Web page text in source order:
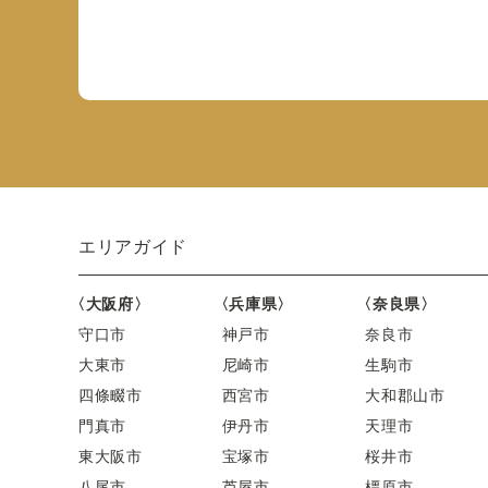
エリアガイド
〈大阪府〉
守口市
大東市
四條畷市
門真市
東大阪市
〈兵庫県〉
神戸市
尼崎市
西宮市
伊丹市
宝塚市
〈奈良県〉
奈良市
生駒市
大和郡山市
天理市
桜井市